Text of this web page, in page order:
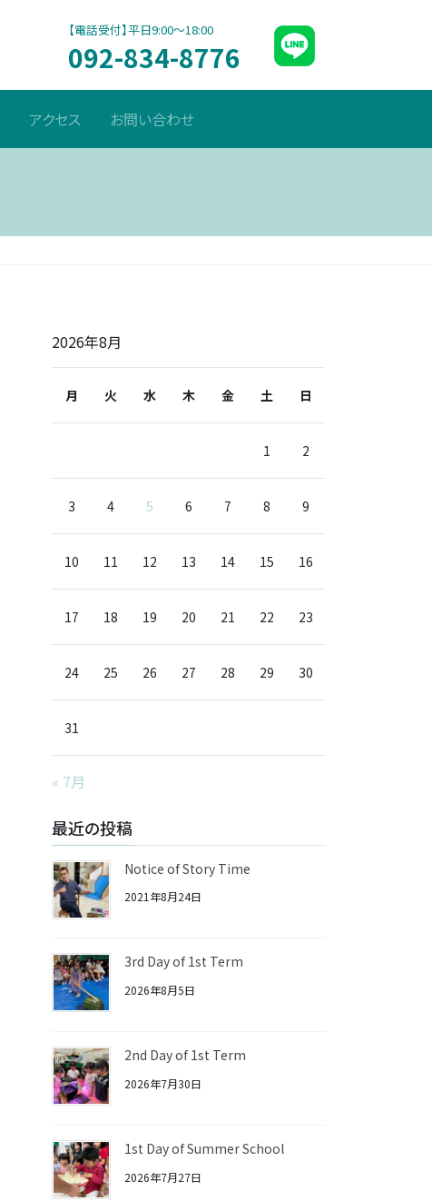
【電話受付】平日9:00〜18:00
092-834-8776
アクセス お問い合わせ
2026年8月
月 火 水 木 金 土 日
1 2
3 4 5 6 7 8 9
10 11 12 13 14 15 16
17 18 19 20 21 22 23
24 25 26 27 28 29 30
31
« 7月
最近の投稿
Notice of Story Time
2021年8月24日
3rd Day of 1st Term
2026年8月5日
2nd Day of 1st Term
2026年7月30日
1st Day of Summer School
2026年7月27日